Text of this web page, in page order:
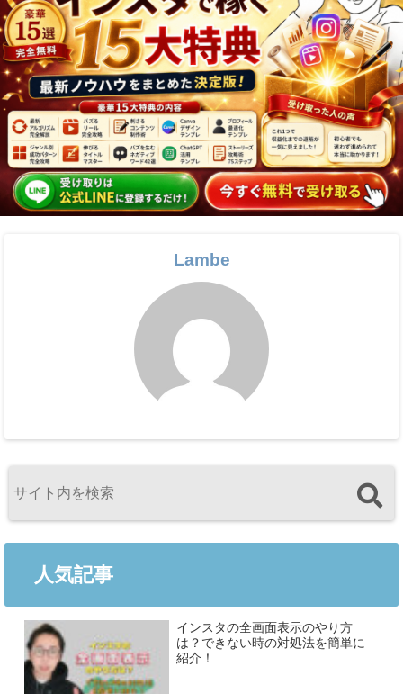
Lambe
人気記事
インスタの全画面表示のやり方
は？できない時の対処法を簡単に
紹介！